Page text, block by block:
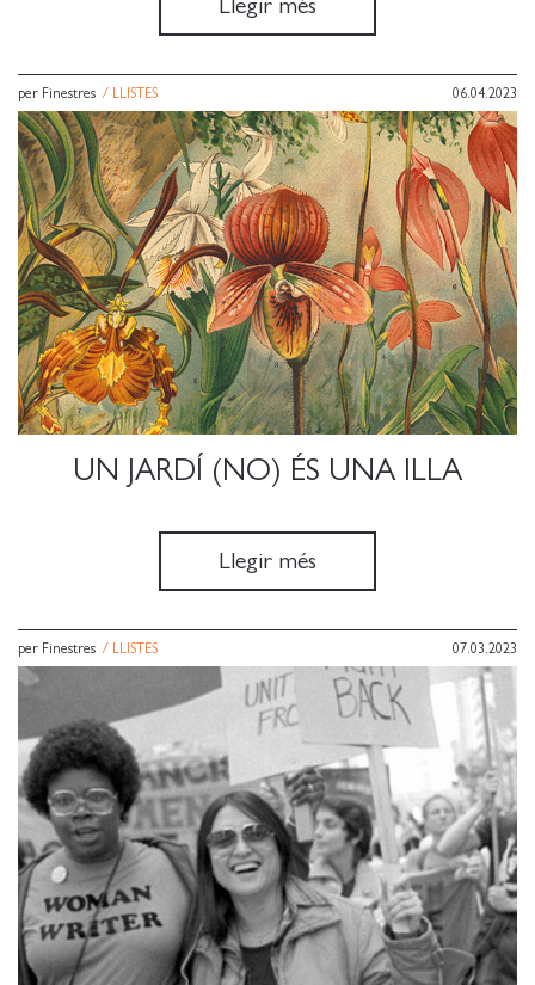
Llegir més
per Finestres / LLISTES 06.04.2023
UN JARDÍ (NO) ÉS UNA ILLA
Llegir més
per Finestres / LLISTES 07.03.2023